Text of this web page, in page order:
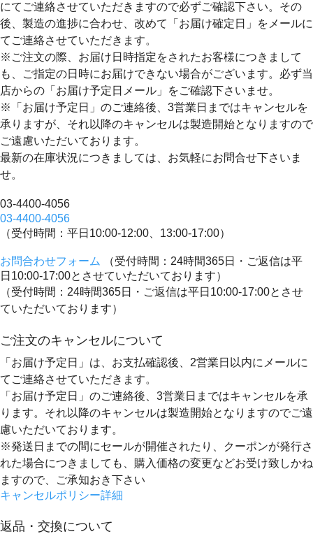
にてご連絡させていただきますので必ずご確認下さい。その
後、製造の進捗に合わせ、改めて「お届け確定日」をメールに
てご連絡させていただきます。
※ご注文の際、お届け日時指定をされたお客様につきまして
も、ご指定の日時にお届けできない場合がございます。必ず当
店からの「お届け予定日メール」をご確認下さいませ。
※「お届け予定日」のご連絡後、3営業日まではキャンセルを
承りますが、それ以降のキャンセルは製造開始となりますので
ご遠慮いただいております。
最新の在庫状況につきましては、お気軽にお問合せ下さいま
せ。
03-4400-4056
03-4400-4056
（受付時間：平日10:00-12:00、13:00-17:00）
お問合わせフォーム
（受付時間：24時間365日・ご返信は平
日10:00-17:00とさせていただいております）
（受付時間：24時間365日・ご返信は平日10:00-17:00とさせ
ていただいております）
ご注文のキャンセルについて
「お届け予定日」は、お支払確認後、 2営業日以内にメールに
てご連絡させていただきます。
「お届け予定日」のご連絡後、 3営業日まではキャンセルを承
ります。 それ以降のキャンセルは製造開始となりますのでご遠
慮いただいております。
※発送日までの間にセールが開催されたり、クーポンが発行さ
れた場合につきましても、購入価格の変更などお受け致しかね
ますので、ご承知おき下さい
キャンセルポリシー詳細
返品・交換について